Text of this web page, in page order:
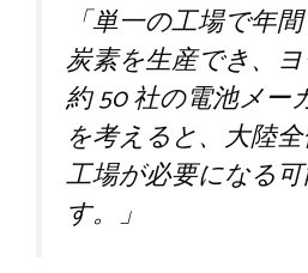
「単一の工場で年
炭素を生産でき、
約 50 社の電池メー
を考えると、大陸
工場が必要になる
す。」